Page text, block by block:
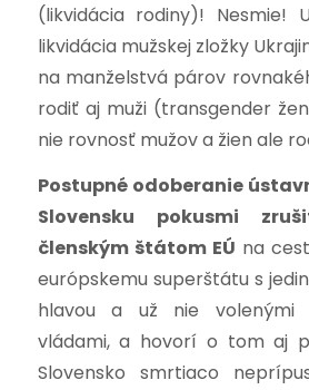
(likvidácia rodiny)! Nesmie!
likvidácia mužskej zložky
na manželstvá párov
rodiť aj muži (transgender
nie rovnosť mužov a žien ale
Postupné odoberanie
Slovensku pokusmi
členským štátom EÚ na
európskemu superštátu s
hlavou a už nie volenými
vládami, a hovorí o tom aj
Slovensko smrtiaco